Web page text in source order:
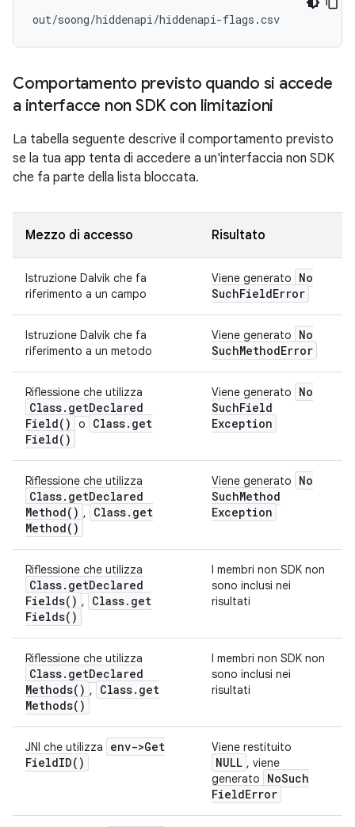
Comportamento previsto quando si accede
a interfacce non SDK con limitazioni
La tabella seguente descrive il comportamento previsto
se la tua app tenta di accedere a un'interfaccia non SDK
che fa parte della lista bloccata.
Mezzo di accesso Risultato
Istruzione Dalvik che fa
riferimento a un campo
Viene generato
No
SuchFieldError
Istruzione Dalvik che fa
riferimento a un metodo
Viene generato
No
SuchMethodError
Riflessione che utilizza
Class. getDeclared
Field( ) o Class. get
Field( )
Viene generato
No
SuchField
Exception
Riflessione che utilizza
Class. getDeclared
Method( ) , Class. get
Method( )
Viene generato
No
SuchMethod
Exception
Riflessione che utilizza
Class. getDeclared
Fields( ) , Class. get
Fields( )
I membri non SDK non
sono inclusi nei
risultati
Riflessione che utilizza
Class. getDeclared
Methods( ) , Class. get
Methods( )
I membri non SDK non
sono inclusi nei
risultati
JNI che utilizza env->Get
FieldID( )
Viene restituito
NULL , viene
generato
NoSuch
FieldError